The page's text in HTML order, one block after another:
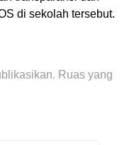
di sekolah tersebut.
Ruas yang